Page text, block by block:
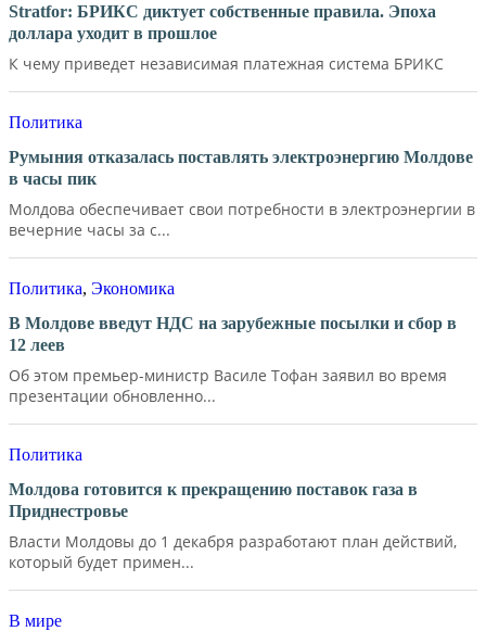
Stratfor: БРИКС диктует собственные правила. Эпоха
доллара уходит в прошлое
К чему приведет независимая платежная система БРИКС
Политика
Румыния отказалась поставлять электроэнергию Молдове
в часы пик
Молдова обеспечивает свои потребности в электроэнергии в
вечерние часы за с...
Политика, Экономика
В Молдове введут НДС на зарубежные посылки и сбор в
12 леев
Об этом премьер-министр Василе Тофан заявил во время
презентации обновленно...
Политика
Молдова готовится к прекращению поставок газа в
Приднестровье
Власти Молдовы до 1 декабря разработают план действий,
который будет примен...
В мире